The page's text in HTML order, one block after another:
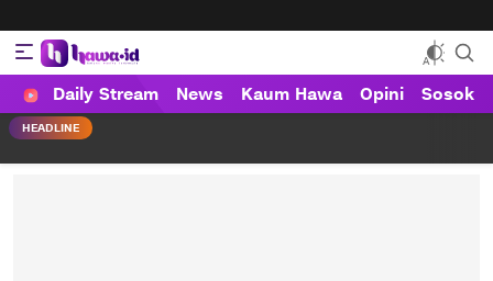
HAWA
Haluan Wanita Indonesia
Daily Stream News Kaum Hawa Opini Sosok
HEADLINE